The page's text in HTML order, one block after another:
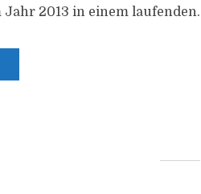
Jahr 2013 in einem